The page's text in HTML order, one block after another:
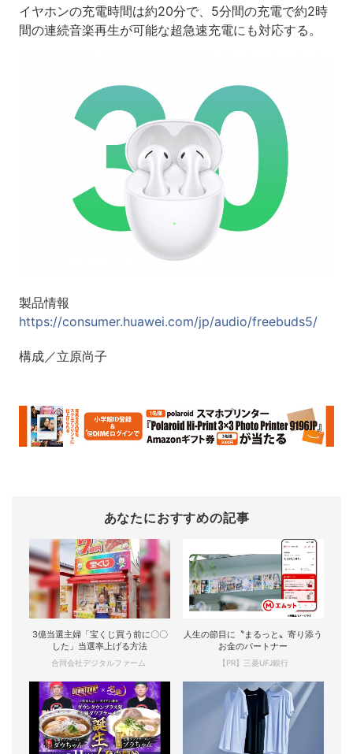
イヤホンの充電時間は約20分で、5分間の充電で約2時
間の連続音楽再生が可能な超急速充電にも対応する。
製品情報
https://consumer.huawei.com/jp/audio/freebuds5/
構成／立原尚子
あなたにおすすめの記事
3億当選主婦「宝くじ買う前に〇〇
した」当選率上げる方法
合同会社デジタルファーム
人生の節目に〝まるっと〟寄り添う
お金のパートナー
【PR】三菱UFJ銀行